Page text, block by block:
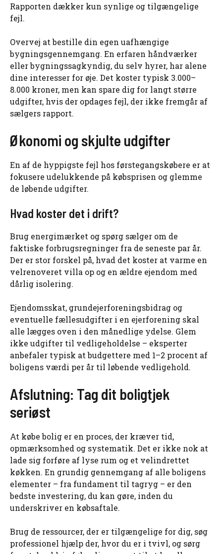
Rapporten dækker kun synlige og tilgængelige
fejl.
Overvej at bestille din egen uafhængige
bygningsgennemgang. En erfaren håndværker
eller bygningssagkyndig, du selv hyrer, har alene
dine interesser for øje. Det koster typisk 3.000–
8.000 kroner, men kan spare dig for langt større
udgifter, hvis der opdages fejl, der ikke fremgår af
sælgers rapport.
Økonomi og skjulte udgifter
En af de hyppigste fejl hos førstegangskøbere er at
fokusere udelukkende på købsprisen og glemme
de løbende udgifter.
Hvad koster det i drift?
Brug energimærket og spørg sælger om de
faktiske forbrugsregninger fra de seneste par år.
Der er stor forskel på, hvad det koster at varme en
velrenoveret villa op og en ældre ejendom med
dårlig isolering.
Ejendomsskat, grundejerforeningsbidrag og
eventuelle fællesudgifter i en ejerforening skal
alle lægges oven i den månedlige ydelse. Glem
ikke udgifter til vedligeholdelse – eksperter
anbefaler typisk at budgettere med 1–2 procent af
boligens værdi per år til løbende vedligehold.
Afslutning: Tag dit boligtjek
seriøst
At købe bolig er en proces, der kræver tid,
opmærksomhed og systematik. Det er ikke nok at
lade sig forføre af lyse rum og et velindrettet
køkken. En grundig gennemgang af alle boligens
elementer – fra fundament til tagryg – er den
bedste investering, du kan gøre, inden du
underskriver en købsaftale.
Brug de ressourcer, der er tilgængelige for dig, søg
professionel hjælp der, hvor du er i tvivl, og sørg